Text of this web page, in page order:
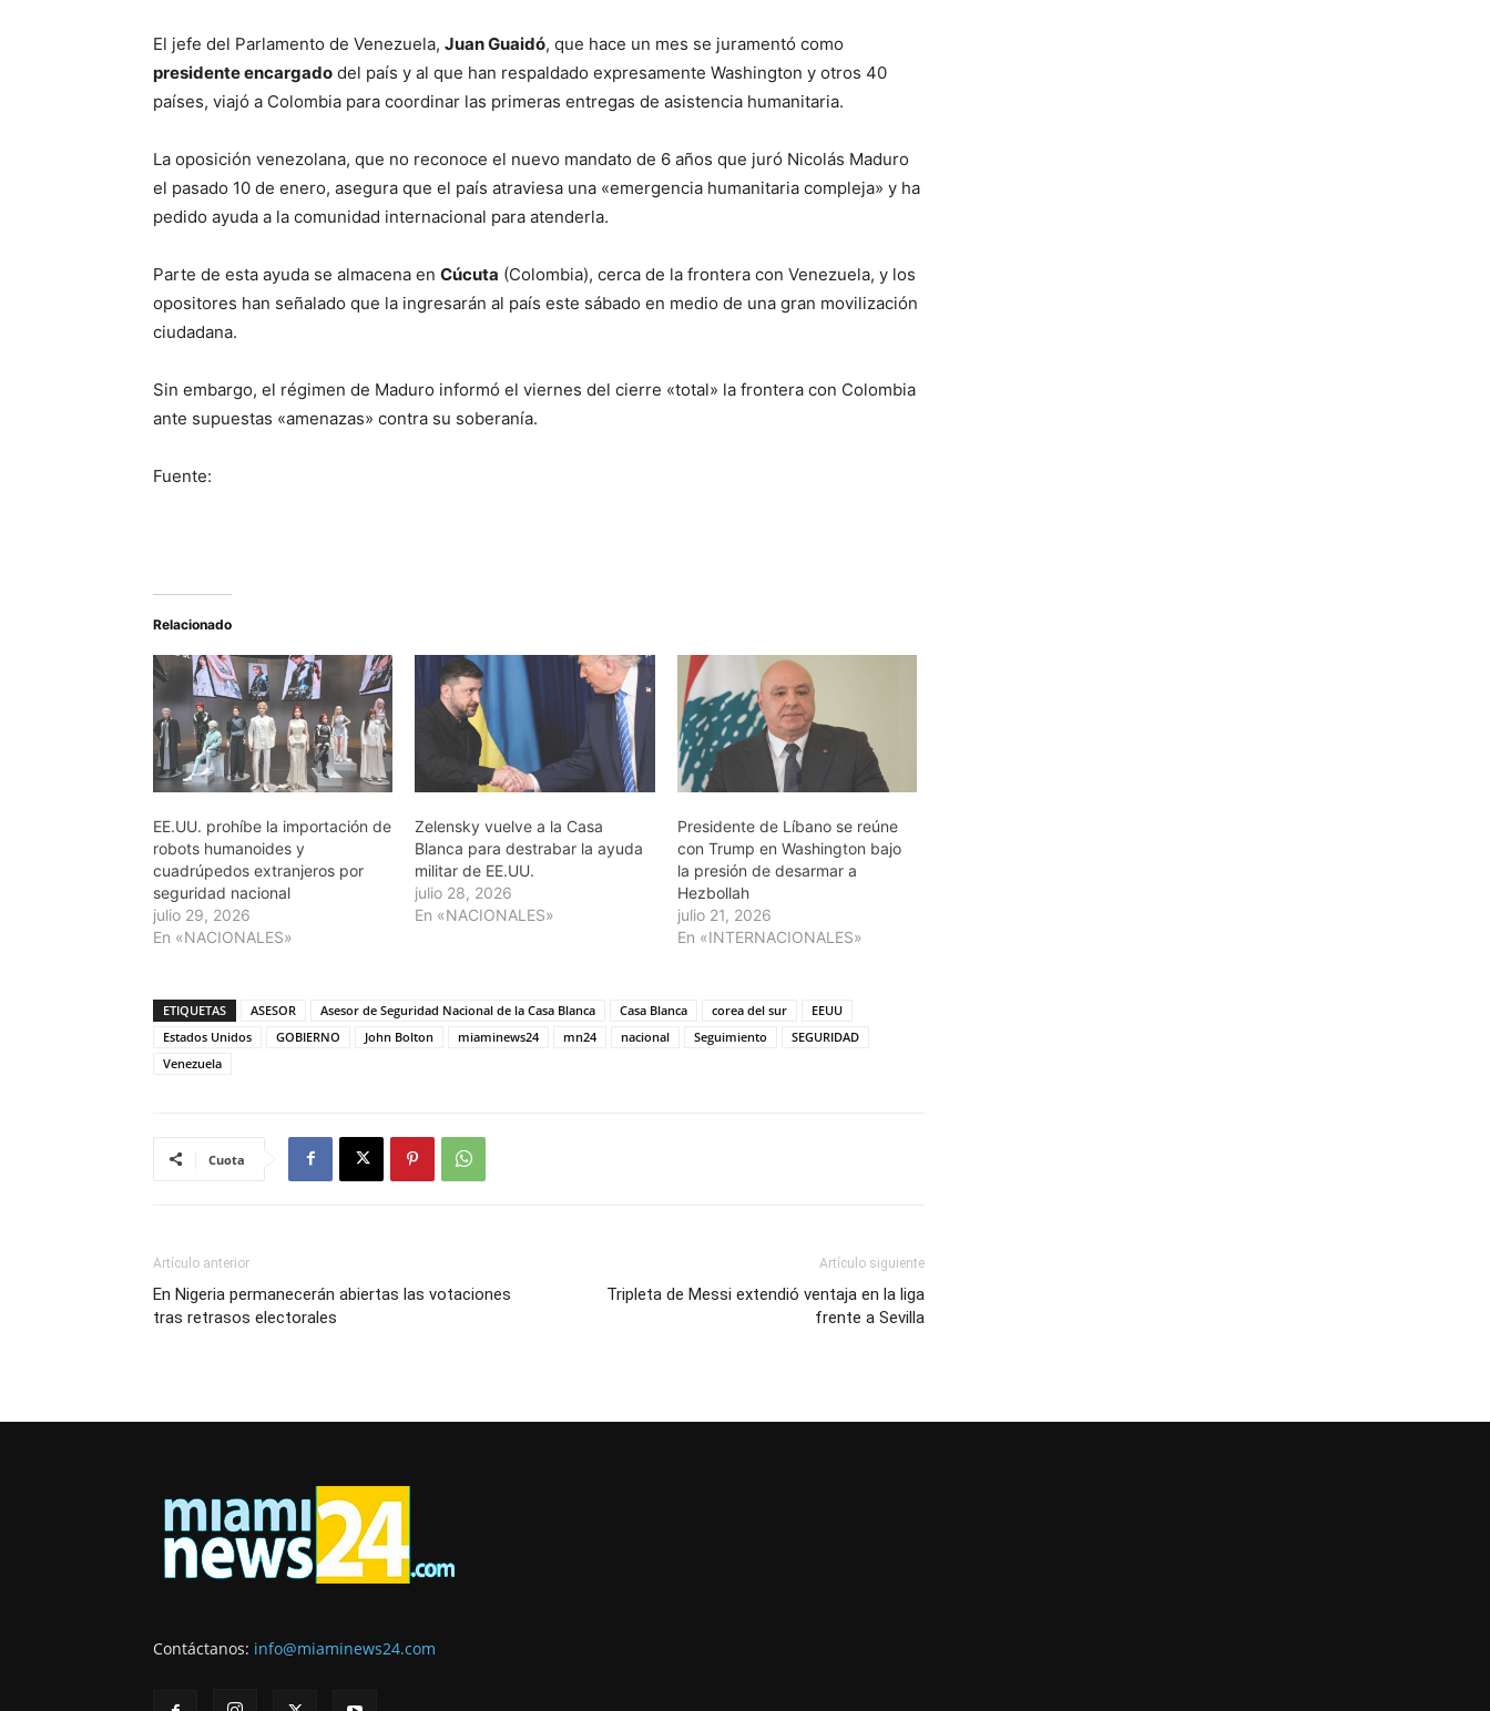
El jefe del Parlamento de Venezuela, Juan Guaidó, que hace un mes se juramentó como
presidente encargado del país y al que han respaldado expresamente Washington y otros 40
países, viajó a Colombia para coordinar las primeras entregas de asistencia humanitaria.
La oposición venezolana, que no reconoce el nuevo mandato de 6 años que juró Nicolás Maduro
el pasado 10 de enero, asegura que el país atraviesa una «emergencia humanitaria compleja» y ha
pedido ayuda a la comunidad internacional para atenderla.
Parte de esta ayuda se almacena en Cúcuta (Colombia), cerca de la frontera con Venezuela, y los
opositores han señalado que la ingresarán al país este sábado en medio de una gran movilización
ciudadana.
Sin embargo, el régimen de Maduro informó el viernes del cierre «total» la frontera con Colombia
ante supuestas «amenazas» contra su soberanía.
Fuente:
Relacionado
EE.UU. prohíbe la importación de
robots humanoides y
cuadrúpedos extranjeros por
seguridad nacional
julio 29, 2026
En «NACIONALES»
Zelensky vuelve a la Casa
Blanca para destrabar la ayuda
militar de EE.UU.
julio 28, 2026
En «NACIONALES»
Presidente de Líbano se reúne
con Trump en Washington bajo
la presión de desarmar a
Hezbollah
julio 21, 2026
En «INTERNACIONALES»
ETIQUETAS ASESOR Asesor de Seguridad Nacional de la Casa Blanca Casa Blanca corea del sur
EEUU
Estados Unidos
GOBIERNO John Bolton miaminews24 mn24 nacional Seguimiento
SEGURIDAD
Venezuela
Cuota
Artículo anterior
En Nigeria permanecerán abiertas las votaciones
tras retrasos electorales
Artículo siguiente
Tripleta de Messi extendió ventaja en la liga
frente a Sevilla
Contáctanos: info@miaminews24.com